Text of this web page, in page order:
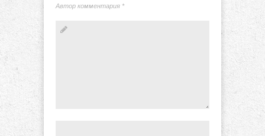
Автор комментария *